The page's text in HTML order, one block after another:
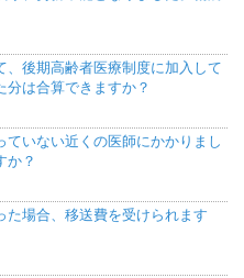
、後期高齢者医療制度に加入して
分は合算できますか？
いない近くの医師にかかりまし
か？
た場合、移送費を受けられます